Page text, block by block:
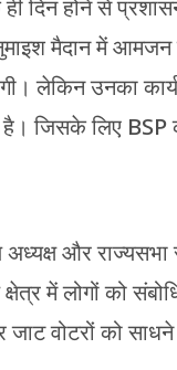
दिन होने से
मैदान में
लेकिन उनका
जिसके लिए
अध्यक्ष और
में लोगों को
वोटरों को